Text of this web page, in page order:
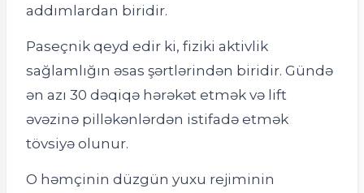
addımlardan biridir.
Paseçnik qeyd edir ki, fiziki aktivlik
sağlamlığın əsas şərtlərindən biridir. Gündə
ən azı 30 dəqiqə hərəkət etmək və lift
əvəzinə pilləkənlərdən istifadə etmək
tövsiyə olunur.
O həmçinin düzgün yuxu rejiminin